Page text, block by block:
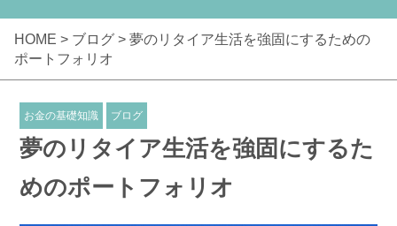
HOME > ブログ > 夢のリタイア生活を強固にするための
ポートフォリオ
お金の基礎知識 ブログ
夢のリタイア生活を強固にするた
めのポートフォリオ